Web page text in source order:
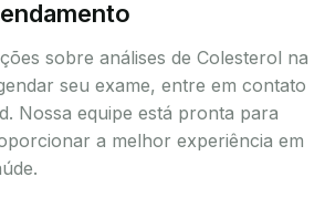
sobre análises de Colesterol na
seu exame, entre em contato
Nossa equipe está pronta para
a melhor experiência em